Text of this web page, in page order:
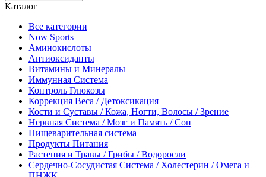
Каталог
Все категории
Now Sports
Аминокислоты
Антиоксиданты
Витамины и Минералы
Иммунная Система
Контроль Глюкозы
Коррекция Веса / Детоксикация
Кости и Суставы / Кожа, Ногти, Волосы / Зрение
Нервная Система / Мозг и Память / Сон
Пищеварительная система
Продукты Питания
Растения и Травы / Грибы / Водоросли
Сердечно-Сосудистая Система / Холестерин / Омега и